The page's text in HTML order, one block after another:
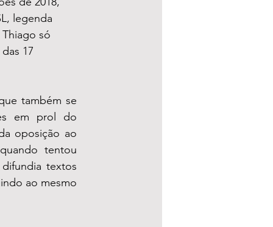
legenda
Thiago só
17
também se
em prol do
oposição ao
tentou
textos
ao mesmo